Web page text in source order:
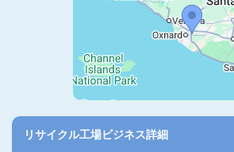
リサイクル工場ビジネス詳細